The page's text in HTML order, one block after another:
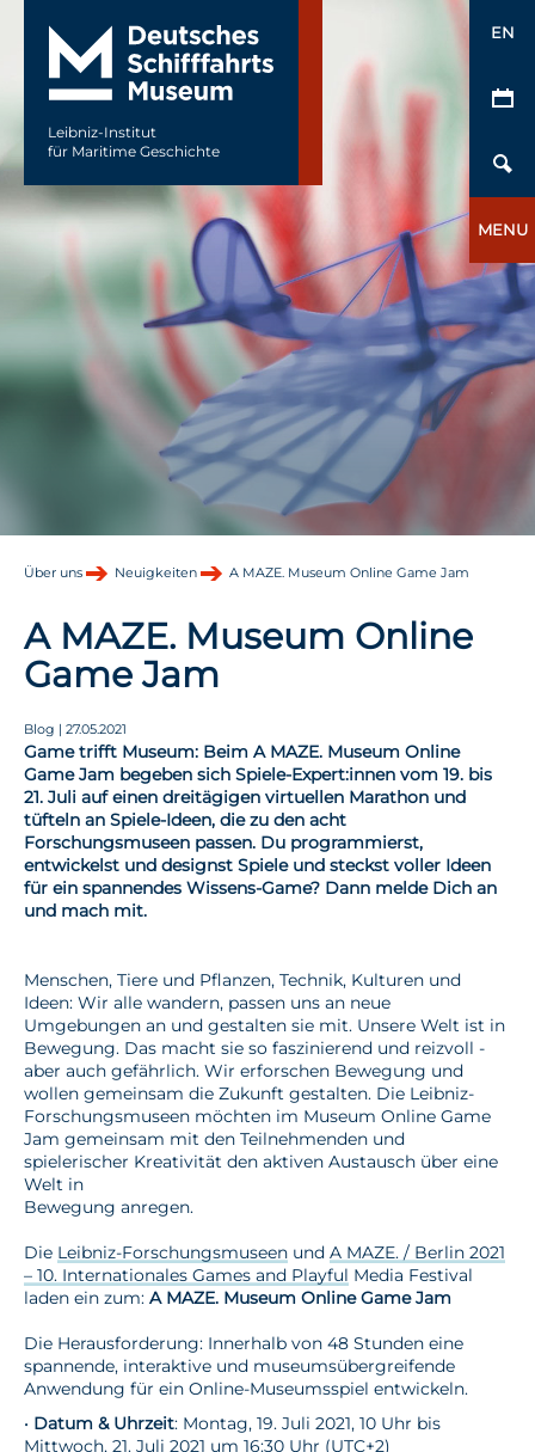
Leibniz-Institut
für Maritime Geschichte
EN
MENU
Über uns Neuigkeiten A MAZE. Museum Online Game Jam
A MAZE. Museum Online
Game Jam
Blog | 27.05.2021
Game trifft Museum: Beim A MAZE. Museum Online
Game Jam begeben sich Spiele-Expert:innen vom 19. bis
21. Juli auf einen dreitägigen virtuellen Marathon und
tüfteln an Spiele-Ideen, die zu den acht
Forschungsmuseen passen. Du programmierst,
entwickelst und designst Spiele und steckst voller Ideen
für ein spannendes Wissens-Game? Dann melde Dich an
und mach mit.
Menschen, Tiere und Pflanzen, Technik, Kulturen und
Ideen: Wir alle wandern, passen uns an neue
Umgebungen an und gestalten sie mit. Unsere Welt ist in
Bewegung. Das macht sie so faszinierend und reizvoll -
aber auch gefährlich. Wir erforschen Bewegung und
wollen gemeinsam die Zukunft gestalten. Die Leibniz-
Forschungsmuseen möchten im Museum Online Game
Jam gemeinsam mit den Teilnehmenden und
spielerischer Kreativität den aktiven Austausch über eine
Welt in
Bewegung anregen.
Die Leibniz-Forschungsmuseen und A MAZE. / Berlin 2021
– 10. Internationales Games and Playful Media Festival
laden ein zum: A MAZE. Museum Online Game Jam
Die Herausforderung: Innerhalb von 48 Stunden eine
spannende, interaktive und museumsübergreifende
Anwendung für ein Online-Museumsspiel entwickeln.
• Datum & Uhrzeit: Montag, 19. Juli 2021, 10 Uhr bis
Mittwoch, 21. Juli 2021 um 16:30 Uhr (UTC+2)